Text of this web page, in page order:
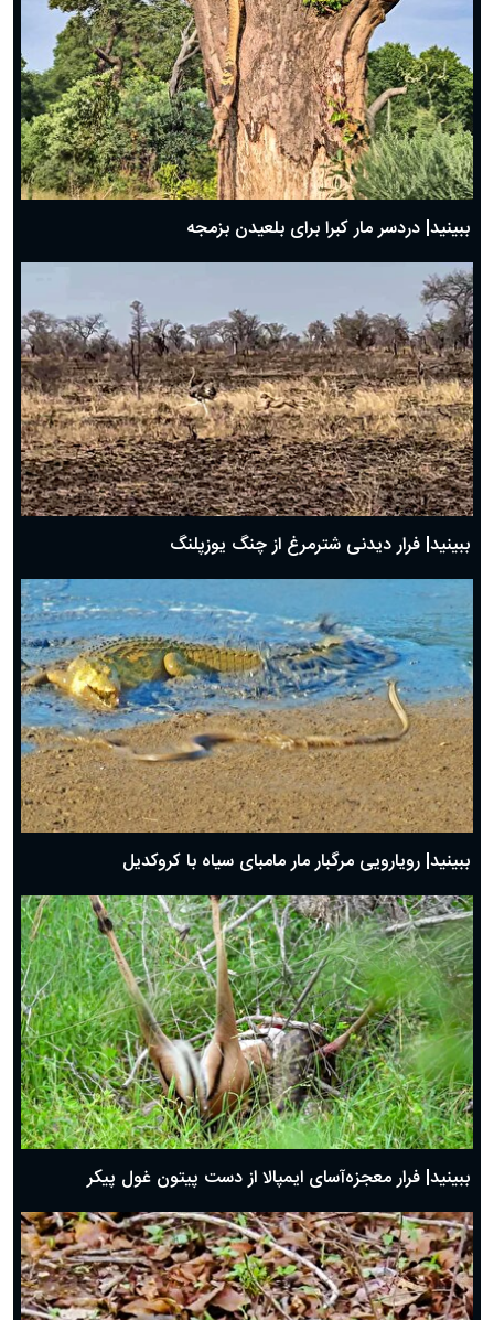
ببینید| دردسر مار کبرا برای بلعیدن بزمجه
ببینید| فرار دیدنی شترمرغ از چنگ یوزپلنگ
ببینید| رویارویی مرگبار مار مامبای سیاه با کروکدیل
ببینید| فرار معجزه‌آسای ایمپالا از دست پیتون غول پیکر